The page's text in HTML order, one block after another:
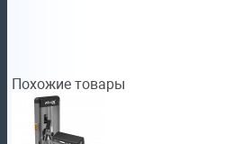
Похожие товары